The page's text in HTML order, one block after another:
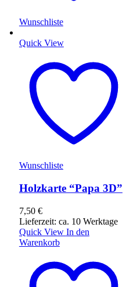
Wunschliste
Quick View
Wunschliste
Holzkarte “Papa 3D”
7,50 €
Lieferzeit: ca. 10 Werktage
Quick View In den
Warenkorb